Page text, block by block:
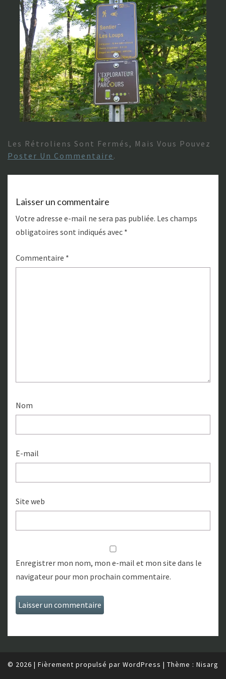
Les Rétroliens Sont Fermés, Mais Vous Pouvez
Poster Un Commentaire .
Laisser un commentaire
Votre adresse e-mail ne sera pas publiée. Les champs
obligatoires sont indiqués avec *
Commentaire *
Nom
E-mail
Site web
Enregistrer mon nom, mon e-mail et mon site dans le
navigateur pour mon prochain commentaire.
© 2026 | Fièrement propulsé par WordPress | Thème : Nisarg